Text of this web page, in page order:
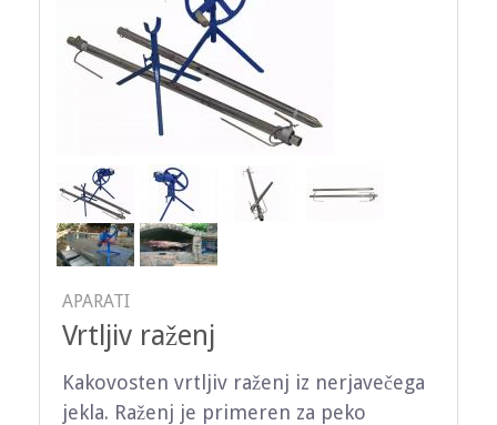
APARATI
Vrtljiv raženj
Kakovosten vrtljiv raženj iz nerjavečega
jekla. Raženj je primeren za peko